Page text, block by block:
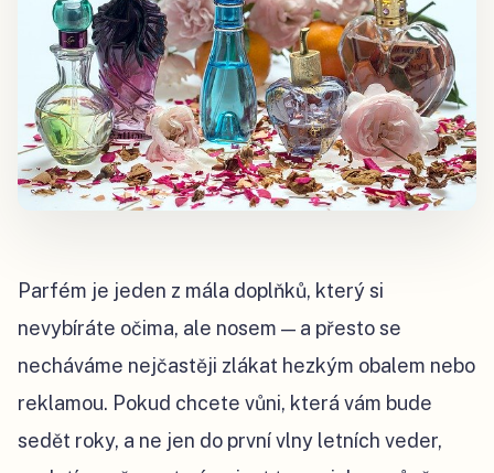
Parfém je jeden z mála doplňků, který si
nevybíráte očima, ale nosem — a přesto se
necháváme nejčastěji zlákat hezkým obalem nebo
reklamou. Pokud chcete vůni, která vám bude
sedět roky, a ne jen do první vlny letních veder,